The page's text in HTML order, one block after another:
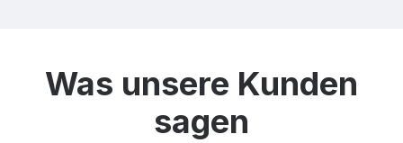
Was unsere Kunden
sagen